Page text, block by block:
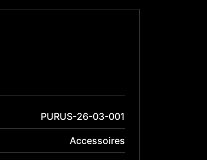
PURUS-26-03-001
Accessoires